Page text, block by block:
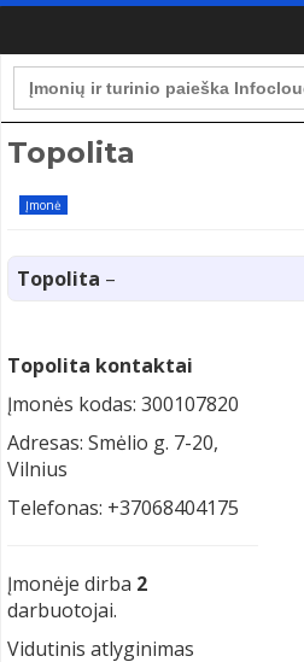
Search
for:
Topolita
Įmonė
Topolita –
Topolita kontaktai
Įmonės kodas: 300107820
Adresas: Smėlio g. 7-20,
Vilnius
Telefonas: +37068404175
Įmonėje dirba 2
darbuotojai.
Vidutinis atlyginimas